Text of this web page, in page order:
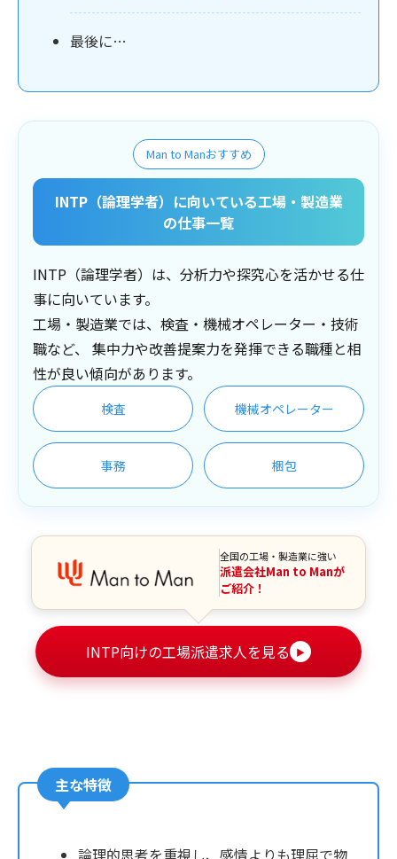
最後に…
Man to Manおすすめ
INTP（論理学者）に向いている工場・製造業
の仕事一覧
INTP（論理学者）は、分析力や探究心を活かせる仕
事に向いています。
工場・製造業では、検査・機械オペレーター・技術
職など、 集中力や改善提案力を発揮できる職種と相
性が良い傾向があります。
検査 機械オペレーター
事務 梱包
全国の工場・製造業に強い
派遣会社Man to Manが
ご紹介！
INTP向けの工場派遣求人を見る ▶
主な特徴
論理的思考を重視し、感情よりも理屈で物